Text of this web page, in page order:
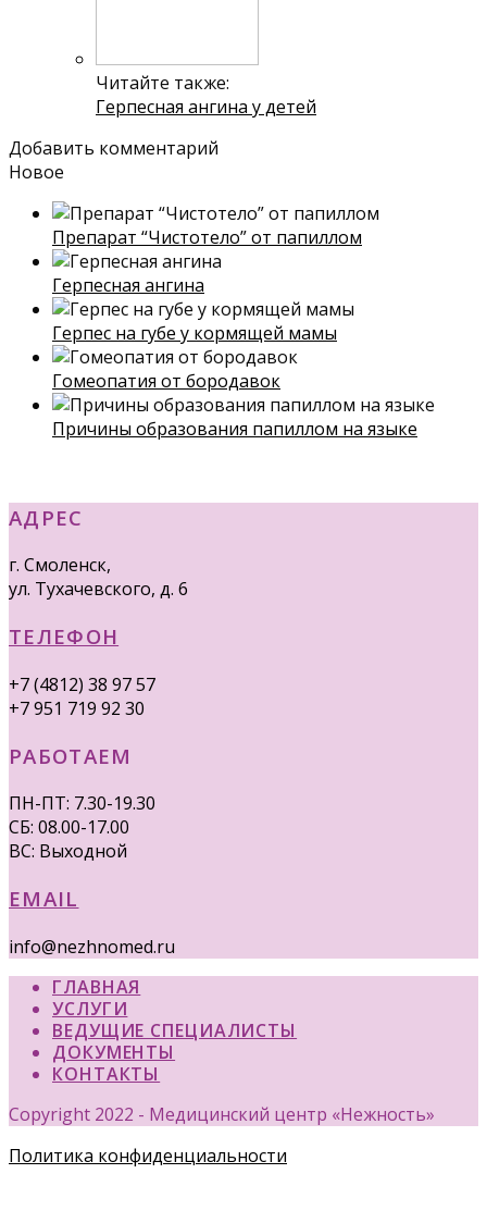
Читайте также:
Герпесная ангина у детей
Добавить комментарий
Новое
Препарат “Чистотело” от папиллом
Герпесная ангина
Герпес на губе у кормящей мамы
Гомеопатия от бородавок
Причины образования папиллом на языке
АДРЕС
г. Смоленск,
ул. Тухачевского, д. 6
ТЕЛЕФОН
+7 (4812) 38 97 57
+7 951 719 92 30
РАБОТАЕМ
ПН-ПТ: 7.30-19.30
СБ: 08.00-17.00
ВС: Выходной
EMAIL
info@nezhnomed.ru
ГЛАВНАЯ
УСЛУГИ
ВЕДУЩИЕ СПЕЦИАЛИСТЫ
ДОКУМЕНТЫ
КОНТАКТЫ
Copyright 2022 - Медицинский центр «Нежность»
Политика конфиденциальности